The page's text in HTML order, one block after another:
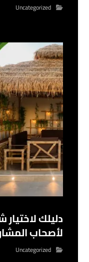
Uncategorized
دليلك
لأصحاب
Uncategorized